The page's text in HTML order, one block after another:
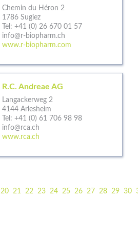
Chemin du Héron 2
1786 Sugiez
Tel: +41 (0) 26 670 01 57
info@r-biopharm.ch
www.r-biopharm.com
R.C. Andreae AG
Langackerweg 2
4144 Arlesheim
Tel: +41 (0) 61 706 98 98
info@rca.ch
www.rca.ch
20 21 22 23 24 25 26 27 28 29 30